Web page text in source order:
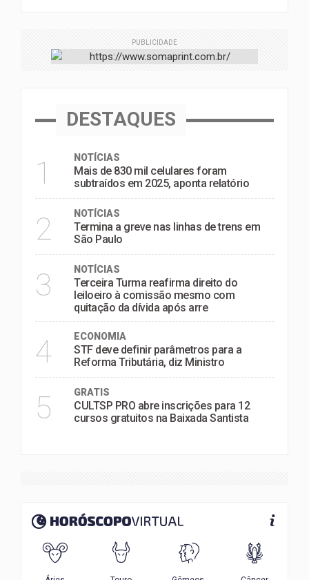
PUBLICIDADE
DESTAQUES
1 NOTÍCIAS
Mais de 830 mil celulares foram
subtraídos em 2025, aponta relatório
2 NOTÍCIAS
Termina a greve nas linhas de trens em
São Paulo
3 NOTÍCIAS
Terceira Turma reafirma direito do
leiloeiro à comissão mesmo com
quitação da dívida após arre
4 ECONOMIA
STF deve definir parâmetros para a
Reforma Tributária, diz Ministro
5 GRATIS
CULTSP PRO abre inscrições para 12
cursos gratuitos na Baixada Santista